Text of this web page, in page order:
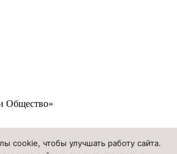
Общество»
cookie, чтобы улучшать работу сайта.